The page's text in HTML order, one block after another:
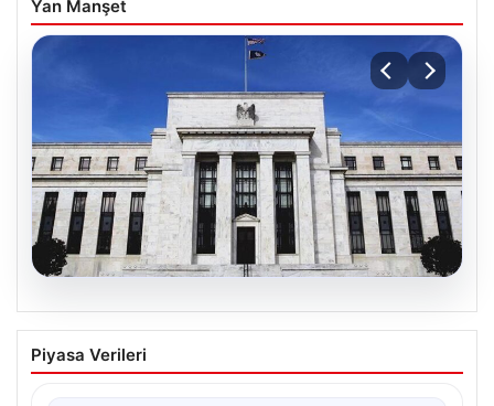
Yan Manşet
06.08.2026
Fed faizi sabit tuttu
Piyasa Verileri